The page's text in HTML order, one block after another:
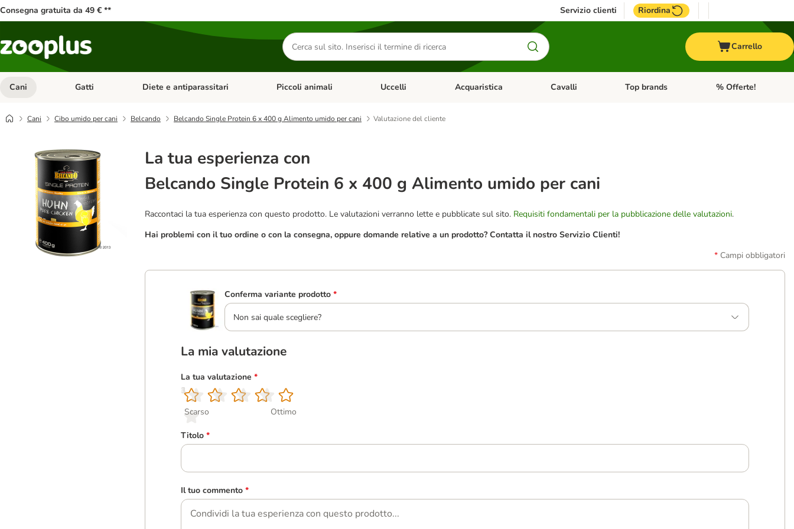
Consegna gratuita da 49 € ** Servizio clienti Riordina
Cerca
prodotti
Carrello
Cani Apri Menu Categoria: Cani
Gatti Apri Menu Categoria: Gatti
Diete e antiparassitari Apri Menu Categoria: Diete e antiparassitari
Piccoli animali Apri Menu Categoria: Piccoli animali
Uccelli Apri Menu Categoria: Uccelli
Acquaristica Apri Menu Categoria: Acquaristica
Cavalli Apri Menu Categoria: Cavalli
Top brands Apri Menu Categoria:
% Offerte!
Cani Cibo umido per cani Belcando Belcando Single Protein 6 x 400 g Alimento umido per cani Valutazione del cliente
La tua esperienza con
Belcando Single Protein 6 x 400 g Alimento umido per cani
Raccontaci la tua esperienza con questo prodotto. Le valutazioni verranno lette e pubblicate sul sito. Requisiti fondamentali per la pubblicazione delle valutazioni.
Hai problemi con il tuo ordine o con la consegna, oppure domande relative a un prodotto? Contatta il nostro Servizio Clienti!
Campi obbligatori
Conferma variante prodotto *
Non sai quale scegliere?
La mia valutazione
La tua valutazione *
1
Scarso
2
3
4
5
Ottimo
Titolo *
Il tuo commento *